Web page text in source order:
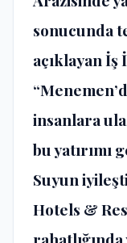
sonucunda
açıklayan İş
insanlara
bu
Suyun
Hotels &